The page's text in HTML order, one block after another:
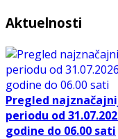
Aktuelnosti
Pregled
periodu od
godine do 06.00 sati